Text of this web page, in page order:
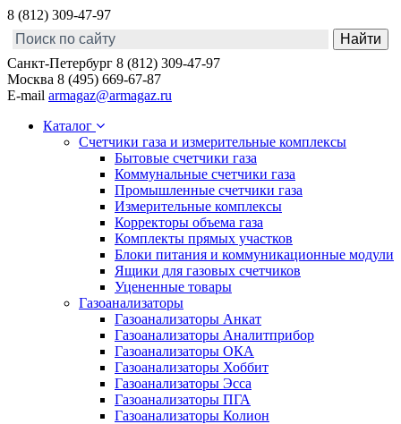
8 (812) 309-47-97
Санкт-Петербург 8 (812) 309-47-97
Москва 8 (495) 669-67-87
E-mail armagaz@armagaz.ru
Каталог
Счетчики газа и измерительные комплексы
Бытовые счетчики газа
Коммунальные счетчики газа
Промышленные счетчики газа
Измерительные комплексы
Корректоры объема газа
Комплекты прямых участков
Блоки питания и коммуникационные модули
Ящики для газовых счетчиков
Уцененные товары
Газоанализаторы
Газоанализаторы Анкат
Газоанализаторы Аналитприбор
Газоанализаторы ОКА
Газоанализаторы Хоббит
Газоанализаторы Эсса
Газоанализаторы ПГА
Газоанализаторы Колион